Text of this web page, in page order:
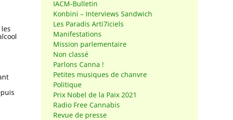
IACM-Bulletin
Konbini – Interviews Sandwich
Les Paradis Arti7iciels
Manifestations
Mission parlementaire
Non classé
Parlons Canna !
Petites musiques de chanvre
Politique
Prix Nobel de la Paix 2021
Radio Free Cannabis
Revue de presse